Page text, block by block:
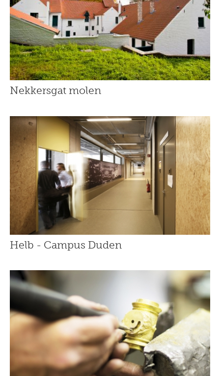
Nekkersgat molen
Helb - Campus Duden